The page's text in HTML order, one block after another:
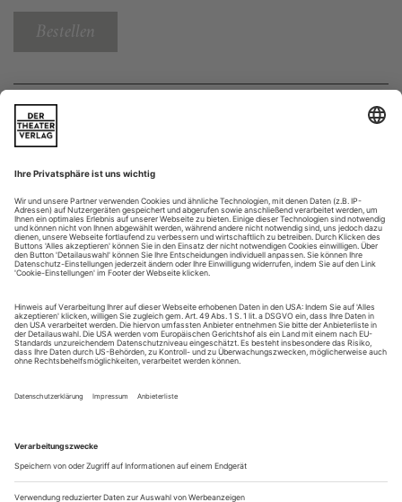
Bestellen
Weitere Beiträge
Zürich: Die Wolkenmacher
Thom Luz «Girl from the Fog Machine Factory» (U)
Wehmütig flockt eine Melodie durch den verlassenen Raum.
Sehr lang sei es her, verkündet der Refrain, «it is a very long
time, a very long time ago». Was lange her ist, verkündet er
nicht. Das müssen der stille Ort und seine merkwürdigen
Menschen, die nach und nach und mit Teetassen bewaffnet
auf die Bühne tröpfeln, schon selber erzählen.
Schau- und Werkplatz...
Dresden: Wenn der Wäscheberg ruft
Die koitalen Bedingungen sind ausgesucht schlecht für Yerma
und ihren Gatten Juan am Staatsschauspiel Dresden. Die